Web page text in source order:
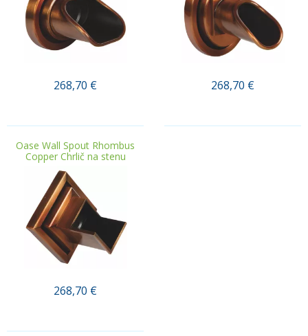
268,70 € 268,70 €
Oase Wall Spout Rhombus
Copper Chrlič na stenu
268,70 €